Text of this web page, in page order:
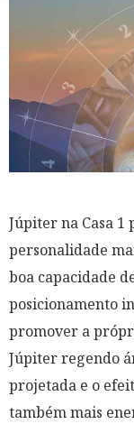
Júpiter na Casa
personalidade
boa capacidade
posicionamento
promover a
Júpiter regendo
projetada e o
também mais